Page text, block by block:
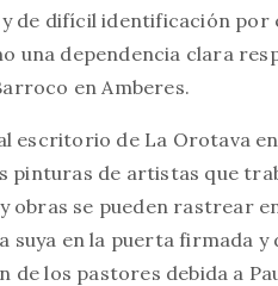
de difícil identificación
una dependencia clara
en Amberes.
escritorio de La Orotava
pinturas de artistas que
y obras se pueden rastrear
suya en la puerta firmada
de los pastores debida a